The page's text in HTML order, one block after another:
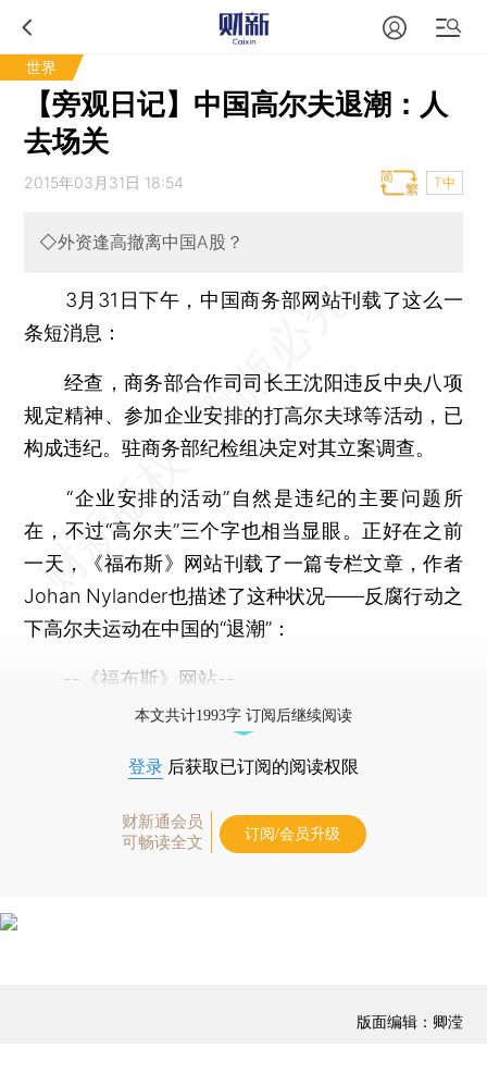
世界
【旁观日记】中国高尔夫退潮：人
去场关
2015年03月31日 18:54 T中
◇外资逢高撤离中国A股？
3月31日下午，中国商务部网站刊载了这么一
条短消息：
经查，商务部合作司司长王沈阳违反中央八项
规定精神、参加企业安排的打高尔夫球等活动，已
构成违纪。驻商务部纪检组决定对其立案调查。
“企业安排的活动”自然是违纪的主要问题所
在，不过“高尔夫”三个字也相当显眼。正好在之前
一天，《福布斯》网站刊载了一篇专栏文章，作者
Johan Nylander也描述了这种状况——反腐行动之
下高尔夫运动在中国的“退潮”：
--《福布斯》网站--
本文共计1993字 订阅后继续阅读
登录 后获取已订阅的阅读权限
财新通会员
可畅读全文
订阅/会员升级
版面编辑：卿滢